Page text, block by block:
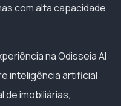
com alta capacidade
na Odisseia AI
inteligência artificial
de imobiliárias,